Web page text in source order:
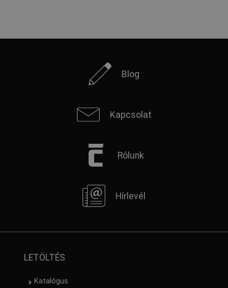
Blog
Kapcsolat
Rólunk
Hírlevél
LETÖLTÉS
Katalógus